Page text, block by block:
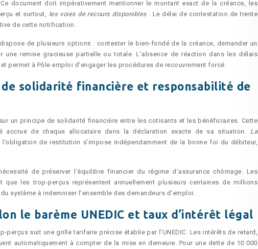
document doit impérativement mentionner le montant exact de la créance, les
et surtout, les voies de recours disponibles
. Le délai de contestation de trente
de cette notification.
de plusieurs options : contester le bien-fondé de la créance, demander un
une remise gracieuse partielle ou totale. L’absence de réaction dans les délais
permet à Pôle emploi d’engager les procédures de recouvrement forcé.
solidarité financière et responsabilité de
un principe de solidarité financière entre les cotisants et les bénéficiaires. Cette
accrue de chaque allocataire dans la déclaration exacte de sa situation. La
l’obligation de restitution s’impose indépendamment de la bonne foi du débiteur,
de préserver l’équilibre financier du régime d’assurance chômage. Les
que les trop-perçus représentent annuellement plusieurs centaines de millions
système à indemniser l’ensemble des demandeurs d’emploi.
le barème UNEDIC et taux d’intérêt légal
suit une grille tarifaire précise établie par l’UNEDIC. Les intérêts de retard,
automatiquement à compter de la mise en demeure. Pour une dette de 10 000